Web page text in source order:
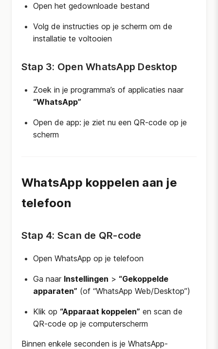
Open het gedownloade bestand
Volg de instructies op je scherm om de
installatie te voltooien
Stap 3: Open WhatsApp Desktop
Zoek in je programma’s of applicaties naar
“WhatsApp”
Open de app: je ziet nu een QR-code op je
scherm
WhatsApp koppelen aan je
telefoon
Stap 4: Scan de QR-code
Open WhatsApp op je telefoon
Ga naar Instellingen > “Gekoppelde
apparaten” (of “WhatsApp Web/Desktop”)
Klik op “Apparaat koppelen” en scan de
QR-code op je computerscherm
Binnen enkele seconden is je WhatsApp-